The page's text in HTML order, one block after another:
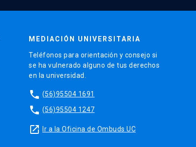
MEDIACIÓN UNIVERSITARIA
Teléfonos para orientación y consejo si
se ha vulnerado alguno de tus derechos
en la universidad.
phone (56)95504 1691
phone (56)95504 1247
launch Ir a la Oficina de Ombuds UC